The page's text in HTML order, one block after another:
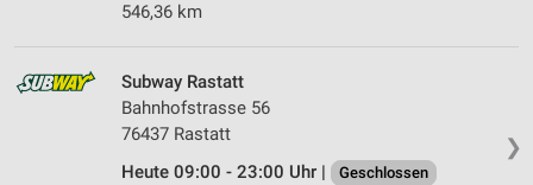
546,36 km
❯
Subway Rastatt
Bahnhofstrasse 56
76437 Rastatt
Heute 09:00 - 23:00 Uhr |
Geschlossen